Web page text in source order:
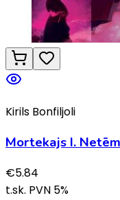
Kirils Bonfiljoli
Mortekajs I.
€5.84
t.sk. PVN 5%